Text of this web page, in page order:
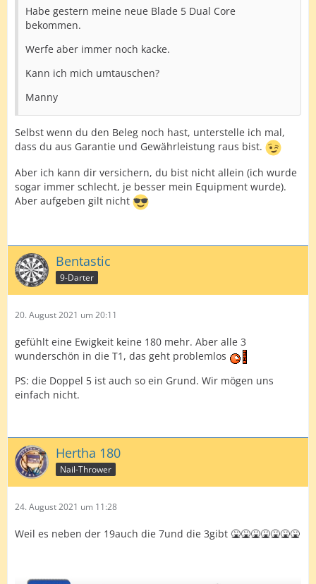
Habe gestern meine neue Blade 5 Dual Core
bekommen.
Werfe aber immer noch kacke.
Kann ich mich umtauschen?
Manny
Selbst wenn du den Beleg noch hast, unterstelle ich mal,
dass du aus Garantie und Gewährleistung raus bist.
Aber ich kann dir versichern, du bist nicht allein (ich wurde
sogar immer schlecht, je besser mein Equipment wurde).
Aber aufgeben gilt nicht
Bentastic
9-Darter
20. August 2021 um 20:11
gefühlt eine Ewigkeit keine 180 mehr. Aber alle 3
wunderschön in die T1, das geht problemlos
PS: die Doppel 5 ist auch so ein Grund. Wir mögen uns
einfach nicht.
Hertha 180
Nail-Thrower
24. August 2021 um 11:28
Weil es neben der 19auch die 7und die 3gibt 🤮🤮🤮🤮🤮🤮🤮